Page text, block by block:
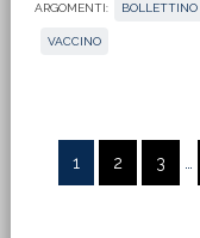
ARGOMENTI: BOLLETTINO
VACCINO
Pagina
1 Pagina
2 Pagina
3